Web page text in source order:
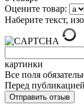
Оцените товар:
Наберите текст,
картинки
Все поля
Перед